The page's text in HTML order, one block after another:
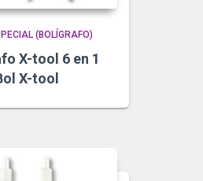
(BOLÍGRAFO)
X-tool 6 en 1
X-tool